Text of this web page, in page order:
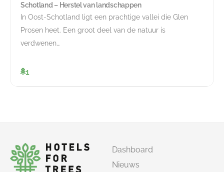
Schotland – Herstel van landschappen
In Oost-Schotland ligt een prachtige vallei die Glen
Prosen heet. Een groot deel van de natuur is
verdwenen…
1
Dashboard
Nieuws